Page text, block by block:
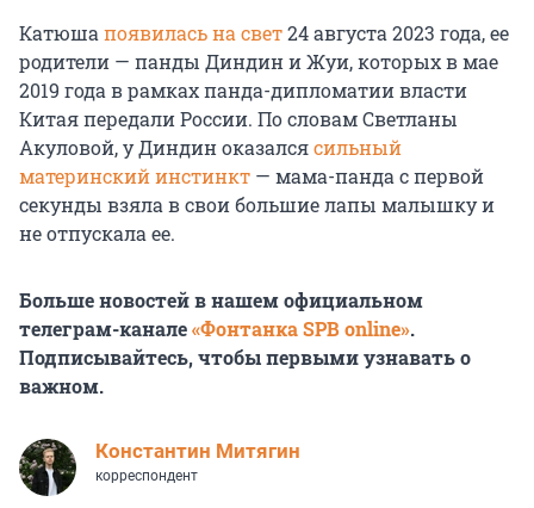
Катюша появилась на свет24 августа 2023 года, ее
родители — панды Диндин и Жуи, которых в мае
2019 года в рамках панда-дипломатии власти
Китая передали России. По словам Светланы
Акуловой, у Диндин оказалсясильный
материнский инстинкт — мама-панда с первой
секунды взяла в свои большие лапы малышку и
не отпускала ее.
Больше новостей в нашем официальном
телеграм-канале«Фонтанка SPB online».
Подписывайтесь, чтобы первыми узнавать о
важном.
Константин Митягин
корреспондент